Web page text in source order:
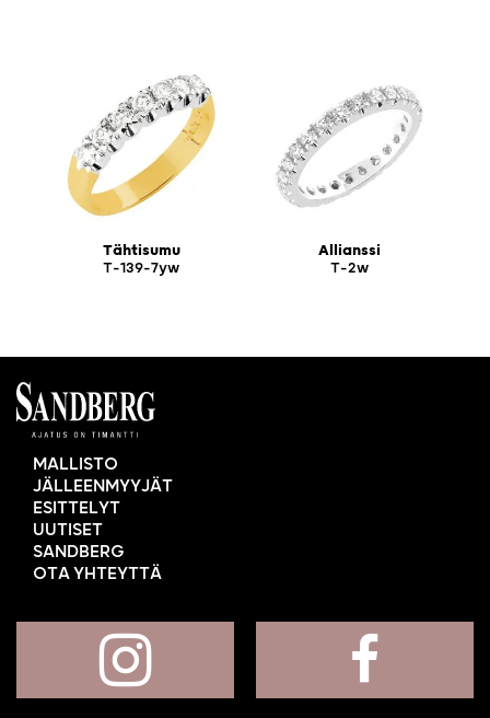
Tähtisumu
T-139-7yw
Allianssi
T-2w
MALLISTO
JÄLLEENMYYJÄT
ESITTELYT
UUTISET
SANDBERG
OTA YHTEYTTÄ